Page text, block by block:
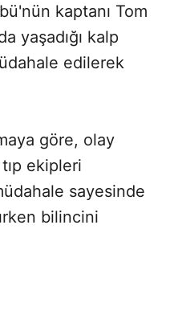
kaptanı Tom
yaşadığı kalp
edilerek
göre, olay
tıp ekipleri
sayesinde
bilincini